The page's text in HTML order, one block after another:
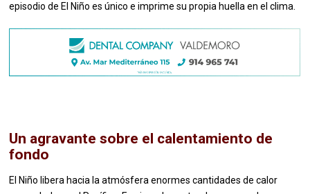
episodio de El Niño es único e imprime su propia huella en el clima.
Un agravante sobre el calentamiento de
fondo
El Niño libera hacia la atmósfera enormes cantidades de calor